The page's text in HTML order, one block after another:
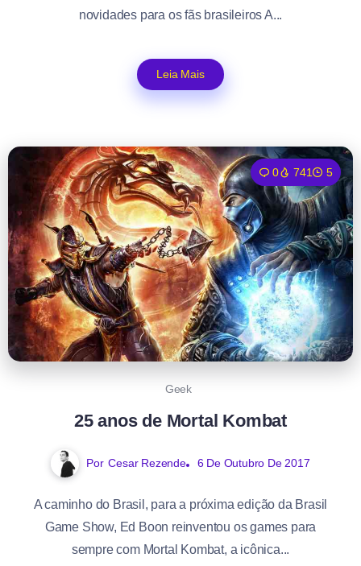
novidades para os fãs brasileiros A...
Leia Mais
0 741 5
Geek
25 anos de Mortal Kombat
Por Cesar Rezende 6 De Outubro De 2017
A caminho do Brasil, para a próxima edição da Brasil
Game Show, Ed Boon reinventou os games para
sempre com Mortal Kombat, a icônica...